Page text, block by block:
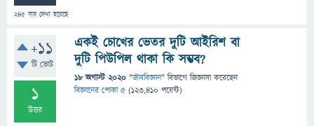
245 বার দেখা হয়েছে
+11
টি ভোট
1
উত্তর
একই চোখের ভেতর দুটি আইরিশ বা
দুটি পিউপিল থাকা কি সম্ভব?
18 অগাস্ট 2020 "জীববিজ্ঞান" বিভাগে জিজ্ঞাসাকরেছেন
বিজ্ঞানের পোকা ৫ (123,410 পয়েন্ট)